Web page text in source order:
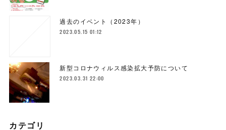
過去のイベント（2023年）
2023.05.15 01:12
新型コロナウィルス感染拡大予防について
2023.03.31 22:00
カテゴリ